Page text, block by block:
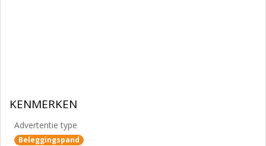
KENMERKEN
Advertentie type
Beleggingspand